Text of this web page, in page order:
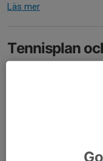
Läs mer
Tennisplan
Vi i huvudstyrelsen
Tennisplanen en
Den är nu i ordning så
att vara ni som